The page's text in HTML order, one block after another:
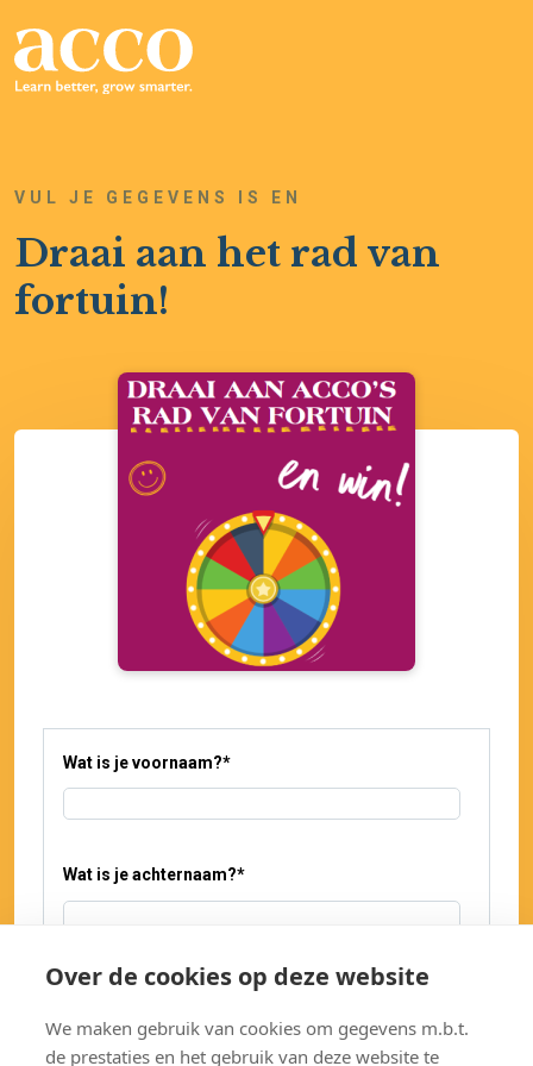
VUL JE GEGEVENS IS EN
Draai aan het rad van
fortuin!
Wat is je voornaam?*
Wat is je achternaam?*
Wat is je e-mailadres? *
Over de cookies op deze website
We maken gebruik van cookies om gegevens m.b.t.
de prestaties en het gebruik van deze website te